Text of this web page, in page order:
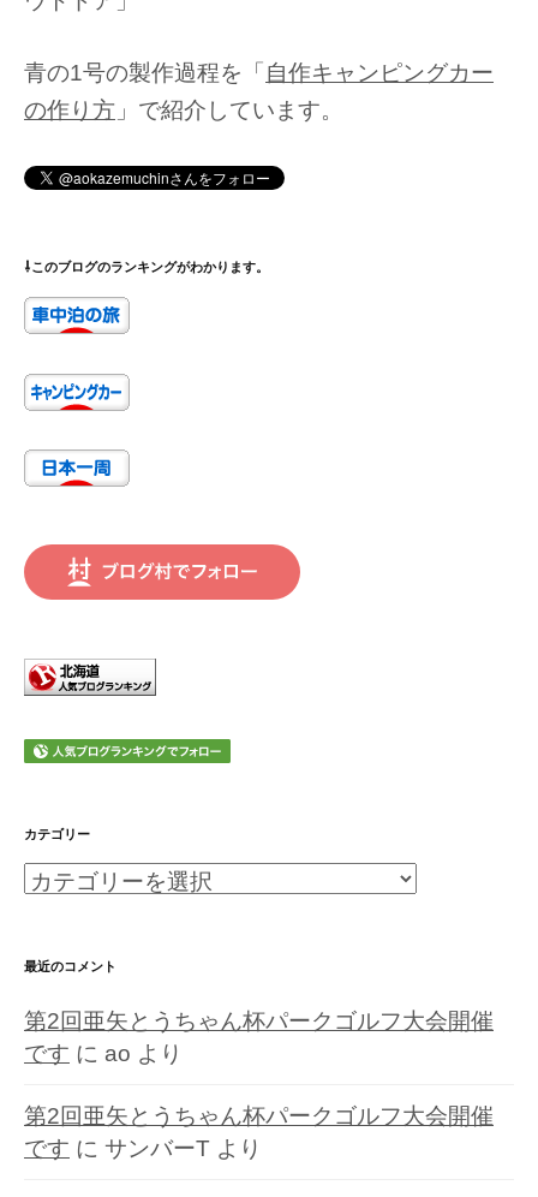
青の1号の製作過程を「自作キャンピングカー
の作り方 」で紹介しています。
⇩このブログのランキングがわかります。
カテゴリー
カ
ゴ
ー
最近のコメント
第2回亜矢とうちゃん杯パークゴルフ大会開催
です に ao より
第2回亜矢とうちゃん杯パークゴルフ大会開催
です に サンバーT より